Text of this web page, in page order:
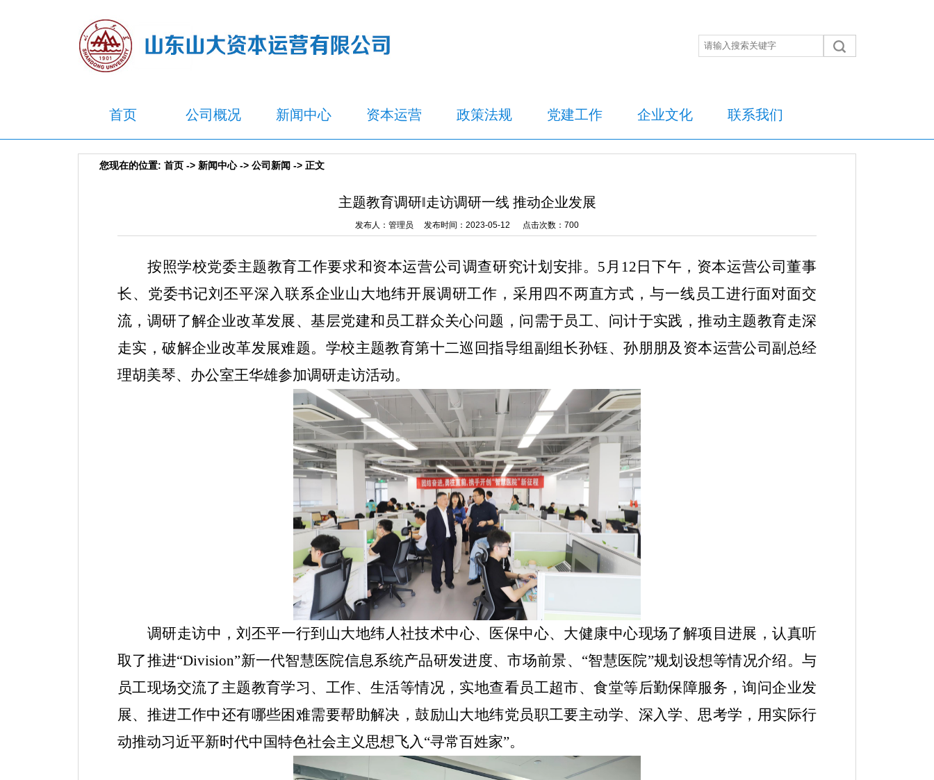
首页 公司概况 新闻中心 资本运营 政策法规 党建工作 企业文化 联系我们
您现在的位置: 首页 -> 新闻中心-> 公司新闻 -> 正文
主题教育调研‖走访调研一线 推动企业发展
发布人：管理员 发布时间：2023-05-12 点击次数： 700
按照学校党委主题教育工作要求和资本运营公司调查研究计划安排。 5月12日下午，资本运营公司董事
长、党委书记刘丕平深入联系企业山大地纬开展调研工作，采用四不两直方式，与一线员工进行面对面交
流，调研了解企业改革发展、基层党建和员工群众关心问题，问需于员工、问计于实践，推动主题教育走深
走实，破解企业改革发展难题。学校主题教育第十二巡回指导组副组长孙钰、孙朋朋及资本运营公司副总经
理胡美琴、办公室王华雄参加调研走访活动。
调研走访中，刘丕平一行到山大地纬人社技术中心、医保中心、大健康中心现场了解项目进展，认真听
取了推进“Division”新一代智慧医院信息系统产品研发进度、市场前景、“智慧医院”规划设想等情况介绍。与
员工现场交流了主题教育学习、工作、生活等情况，实地查看员工超市、食堂等后勤保障服务，询问企业发
展、推进工作中还有哪些困难需要帮助解决，鼓励山大地纬党员职工要主动学、深入学、思考学，用实际行
动推动习近平新时代中国特色社会主义思想飞入“寻常百姓家”。